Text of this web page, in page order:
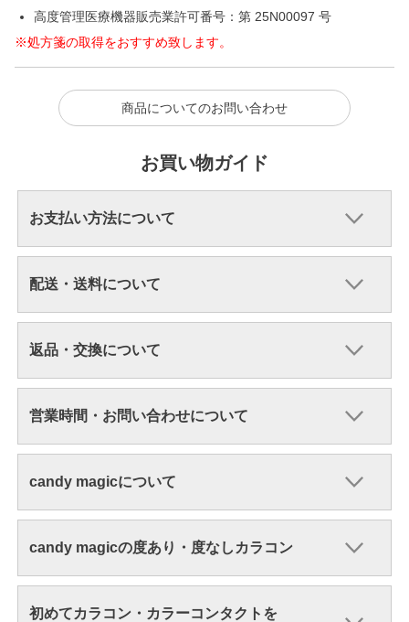
高度管理医療機器販売業許可番号：第 25N00097 号
※処方箋の取得をおすすめ致します。
商品についてのお問い合わせ
お買い物ガイド
お支払い方法について
配送・送料について
返品・交換について
営業時間・お問い合わせについて
candy magicについて
candy magicの度あり・度なしカラコン
初めてカラコン・カラーコンタクトを